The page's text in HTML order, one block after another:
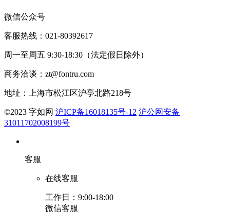
微信公众号
客服热线：021-80392617
周一至周五 9:30-18:30（法定假日除外）
商务洽谈：zt@fontru.com
地址：上海市松江区沪亭北路218号
©️2023 字如网 沪ICP备16018135号-12 沪公网安备
31011702008199号
客服
在线客服
工作日：9:00-18:00
微信客服